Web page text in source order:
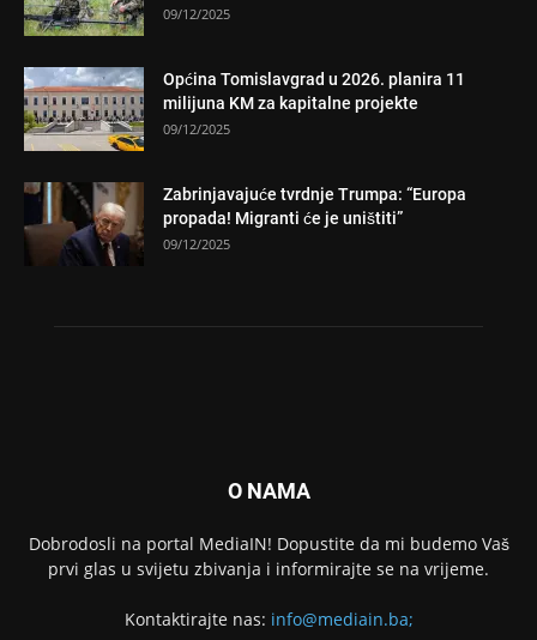
09/12/2025
Općina Tomislavgrad u 2026. planira 11
milijuna KM za kapitalne projekte
09/12/2025
Zabrinjavajuće tvrdnje Trumpa: “Europa
propada! Migranti će je uništiti”
09/12/2025
O NAMA
Dobrodosli na portal MediaIN! Dopustite da mi budemo Vaš
prvi glas u svijetu zbivanja i informirajte se na vrijeme.
Kontaktirajte nas: info@mediain.ba;